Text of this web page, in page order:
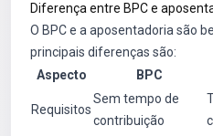
Diferença entre BPC e
O BPC e a aposentadoria são
principais diferenças são:
Aspecto
BPC
Requisitos
Sem tempo de
contribuição